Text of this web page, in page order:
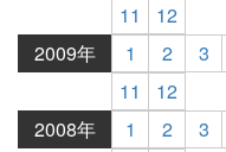
11
12
2009年
1 2 3
11
12
2008年
1 2 3